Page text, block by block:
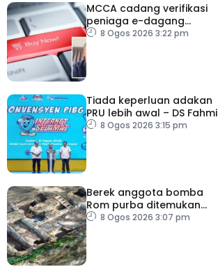
MCCA cadang verifikasi
peniaga e-dagang
tangani lambakan
8 Ogos 2026 3:22 pm
Tiada keperluan adakan
PRU lebih awal – DS Fahmi
8 Ogos 2026 3:15 pm
Berek anggota bomba
Rom purba ditemukan
berhampiran Colosseum
8 Ogos 2026 3:07 pm